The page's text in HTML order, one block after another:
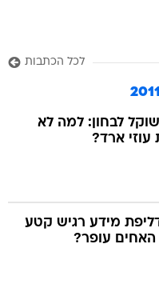
לכל הכתבות
לבחון: למה לא
עוזי ארד?
מידע רגיש קטע
האחים עופר?